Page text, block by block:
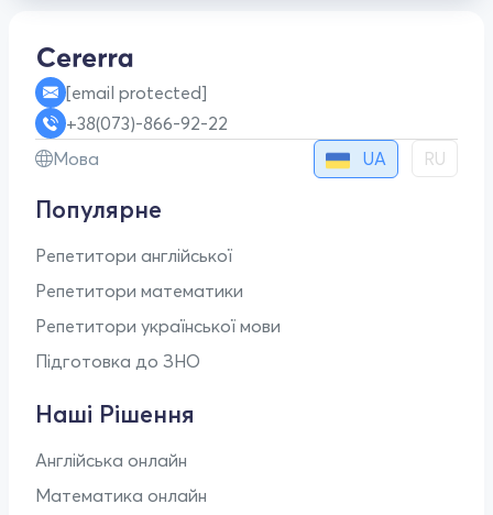
[email protected]
+38(073)-866-92-22
Мова
UA RU
Популярне
Репетитори англійської
Репетитори математики
Репетитори української мови
Підготовка до ЗНО
Наші Рішення
Англійська онлайн
Математика онлайн